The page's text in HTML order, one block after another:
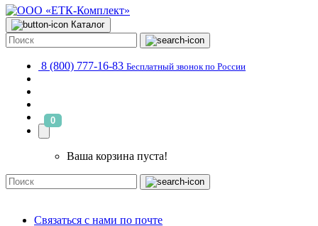
Каталог
8 (800) 777-16-83 Бесплатный звонок по России
0
Ваша корзина пуста!
Связаться с нами по почте